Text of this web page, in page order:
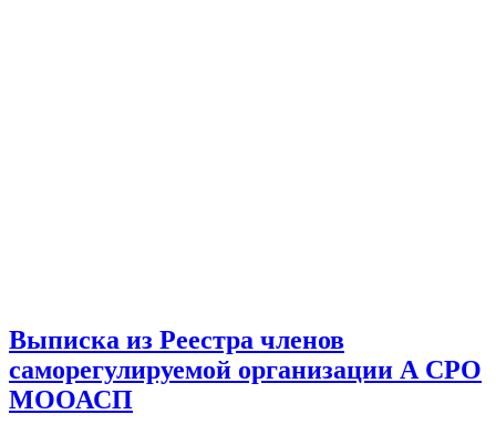
Выписка из Реестра членов
саморегулируемой организации А СРО
МООАСП